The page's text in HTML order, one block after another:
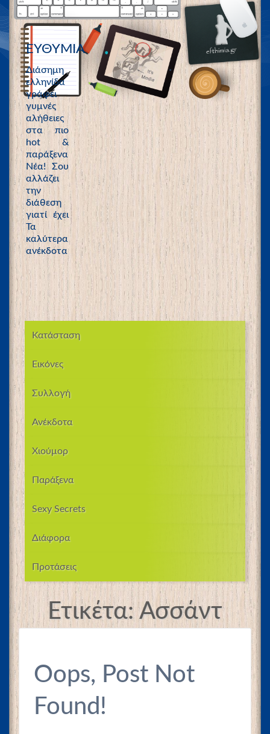
ΕΥΘΥΜΙΑ
Διάσημη
ελληνίδα
γράφει
γυμνές
αλήθειες
στα πιο
hot &
παράξενα
Νέα! Σου
αλλάζει
την
διάθεση
γιατί έχει
Τα
καλύτερα
ανέκδοτα
Κατάσταση
Εικόνες
Συλλογή
Ανέκδοτα
Χιούμορ
Παράξενα
Sexy Secrets
Διάφορα
Προτάσεις
Ετικέτα:Ασσάντ
Oops, Post Not
Found!